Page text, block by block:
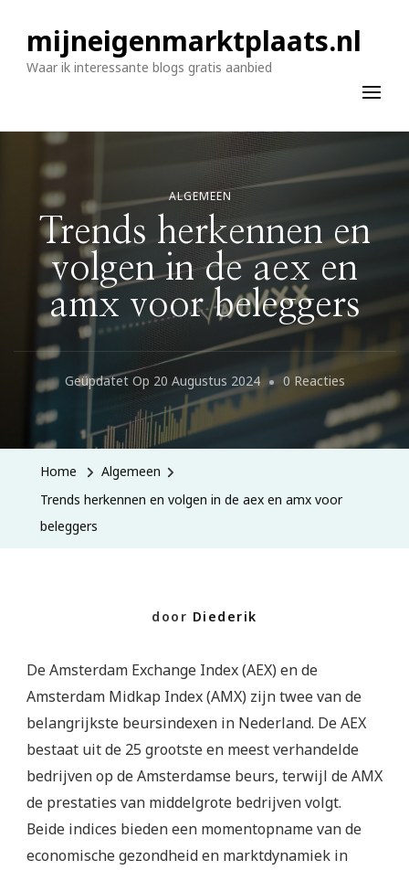
mijneigenmarktplaats.nl
Waar ik interessante blogs gratis aanbied
ALGEMEEN
Trends herkennen en
volgen in de aex en
amx voor beleggers
Geüpdatet Op 20 Augustus 2024 0 ReactiesOp
Trends
Herkennen
Home
Algemeen
Trends herkennen en volgen in de aex en amx voor
beleggers
door Diederik
De Amsterdam Exchange Index (AEX) en de
Amsterdam Midkap Index (AMX) zijn twee van de
belangrijkste beursindexen in Nederland. De AEX
bestaat uit de 25 grootste en meest verhandelde
bedrijven op de Amsterdamse beurs, terwijl de AMX
de prestaties van middelgrote bedrijven volgt.
Beide indices bieden een momentopname van de
economische gezondheid en marktdynamiek in